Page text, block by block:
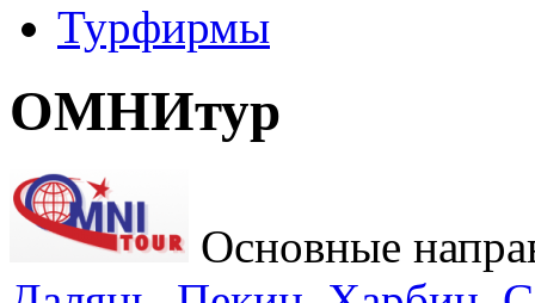
Турфирмы
ОМНИтур
Основные